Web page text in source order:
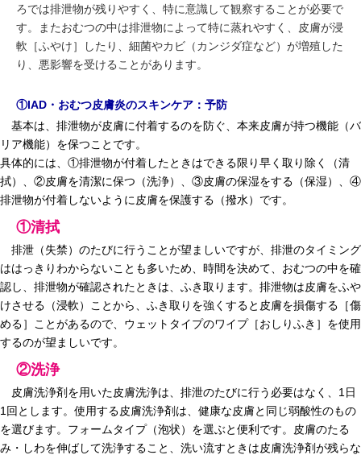
ろでは排泄物が残りやすく、特に意識して観察することが必要で
す。またおむつの中は排泄物によって特に蒸れやすく、皮膚が浸
軟［ふやけ］したり、細菌やカビ（カンジダ症など）が増殖した
り、悪影響を受けることがあります。
①IAD・おむつ皮膚炎のスキンケア：予防
基本は、排泄物が皮膚に付着するのを防ぐ、本来皮膚が持つ機能（バ
リア機能）を保つことです。
具体的には、①排泄物が付着したときはできる限り早く取り除く（清
拭）、②皮膚を清潔に保つ（洗浄）、③皮膚の保湿をする（保湿）、④
排泄物が付着しないように皮膚を保護する（撥水）です。
①清拭
排泄（失禁）のたびに行うことが望ましいですが、排泄のタイミング
ははっきりわからないことも多いため、時間を決めて、おむつの中を確
認し、排泄物が確認されたときは、ふき取ります。排泄物は皮膚をふや
けさせる（浸軟）ことから、ふき取りを強くすると皮膚を損傷する［傷
める］ことがあるので、ウェットタイプのワイプ［おしりふき］を使用
するのが望ましいです。
②洗浄
皮膚洗浄剤を用いた皮膚洗浄は、排泄のたびに行う必要はなく、1日
1回とします。使用する皮膚洗浄剤は、健康な皮膚と同じ弱酸性のもの
を選びます。フォームタイプ（泡状）を選ぶと便利です。皮膚のたる
み・しわを伸ばして洗浄すること、洗い流すときは皮膚洗浄剤が残らな